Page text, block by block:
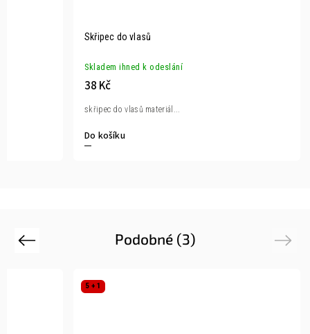
Skřipec do vlasů
Skladem ihned k odeslání
38 Kč
Do košíku
skřipec do vlasů materiál...
Podobné (3)
Previous
5 + 1
Next